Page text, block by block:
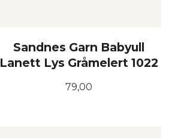
Sandnes Garn Babyull
Lanett Lys Gråmelert 1022
Pris
79,00